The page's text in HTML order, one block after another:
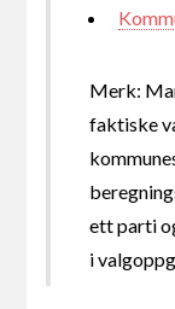
Merk:
faktiske
ett parti
i